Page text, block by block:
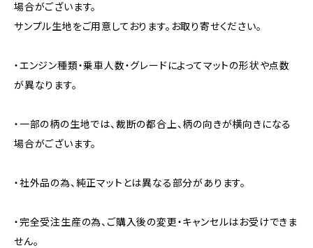
場合がございます。
サンプル生地をご用意しております。お取り寄せください。
・エンジン種類・乗車人数・グレードによってマットの形状や点数
が異なります。
・一部の柄の生地では、裁断の都合上、柄の向きが横向きになる
場合がございます。
・社外品の為、純正マットとは異なる部分があります。
・完全受注生産の為、ご購入後の変更・キャンセルはお受けできま
せん。